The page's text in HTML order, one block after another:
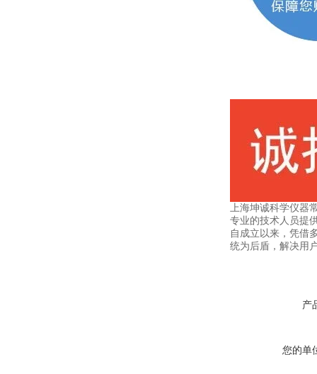
上海坤诚科学仪器
专业的技术人员提
自成立以来，凭借
统为后盾，解决用
产
您的单